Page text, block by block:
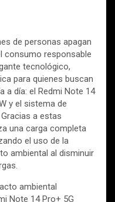
de personas apagan
consumo responsable
tecnológico,
para quienes buscan
a día: el Redmi Note 14
y el sistema de
a estas
una carga completa
el uso de la
ambiental al disminuir
ambiental
Note 14 Pro+ 5G